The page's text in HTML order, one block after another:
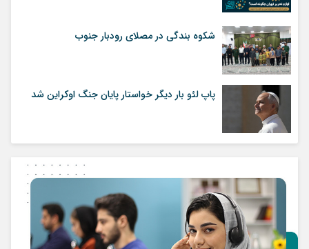
شکوه بندگی در مصلای رودبار جنوب
پاپ لئو بار دیگر خواستار پایان جنگ اوکراین شد